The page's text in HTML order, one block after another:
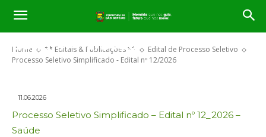
Home ** Editais & Publicações **
Edital de Processo Seletivo
Processo Seletivo Simplificado - Edital nº 12/2026
Processo Seletivo Simplificado –
Edital nº 12/2026
11.06.2026
Processo Seletivo Simplificado – Edital nº 12_2026 –
Saúde